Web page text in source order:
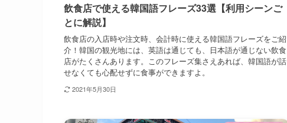
飲食店で使える韓国語フレーズ33選【利用シーンご
とに解説】
飲食店の入店時や注文時、会計時に使える韓国語フレーズをご紹
介！韓国の観光地には、英語は通じても、日本語が通じない飲食
店がたくさんあります。このフレーズ集さえあれば、韓国語が話
せなくても心配せずに食事ができますよ。
2021年5月30日